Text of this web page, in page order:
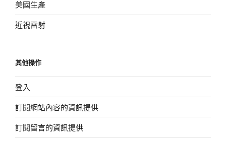
美國生產
近視雷射
其他操作
登入
訂閱網站內容的資訊提供
訂閱留言的資訊提供